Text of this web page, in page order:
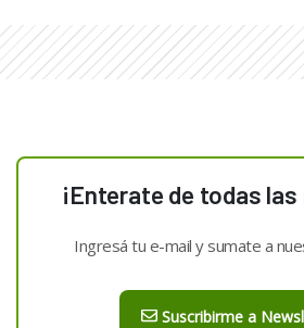
¡Enterate de todas
Ingresá tu e-mail y sumate a
Suscribirme a